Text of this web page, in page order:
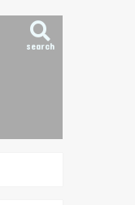
search